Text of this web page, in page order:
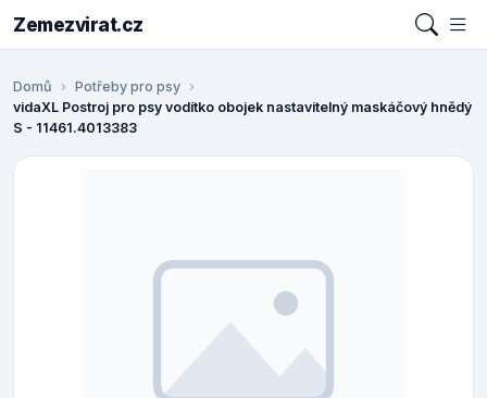
Zemezvirat.cz
Domů
Potřeby pro psy
vidaXL Postroj pro psy vodítko obojek nastavitelný maskáčový hnědý
S - 11461.4013383